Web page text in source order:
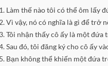
Làm thế nào tôi có thể ôm lấy
Vì vậy, nó có nghĩa là gì để trở
Tôi nhận thấy cô ấy là một
Sau đó, tôi đăng ký cho cô ấy
Bạn không thể khiến một đứa